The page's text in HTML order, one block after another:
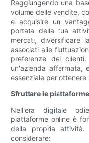
Raggiungendo una
volume delle vendite,
e acquisire un
portata della tua
mercati, diversificare
associati alle
preferenze dei
un'azienda affermata,
essenziale per ottenere
Sfruttare le
Nell'era digitale
piattaforme online è
della propria
considerare: